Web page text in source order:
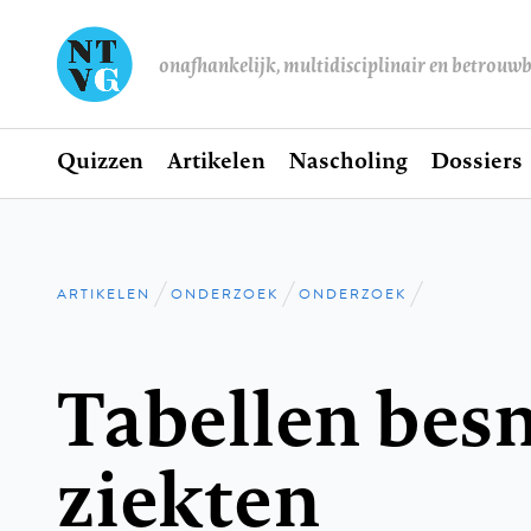
onafhankelijk, multidisciplinair en
Hoofdnavigatie
Home
Quizzen Artikelen Nascholing Dossiers
Kruimelpad
ARTIKELEN ONDERZOEK ONDERZOEK
Tabellen
ziekten